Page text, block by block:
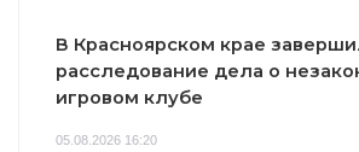
В Красноярском крае
расследование дела о
игровом клубе
05.08.2026 16:20